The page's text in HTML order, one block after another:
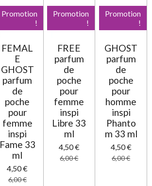
Promotion
!
FEMAL
E
GHOST
parfum
de
poche
pour
femme
inspi
Fame 33
ml
4,50 €
6,00 €
Promotion
!
FREE
parfum
de
poche
pour
femme
inspi
Libre 33
ml
4,50 €
6,00 €
Promotion
!
GHOST
parfum
de
poche
pour
homme
inspi
Phanto
m 33 ml
4,50 €
6,00 €